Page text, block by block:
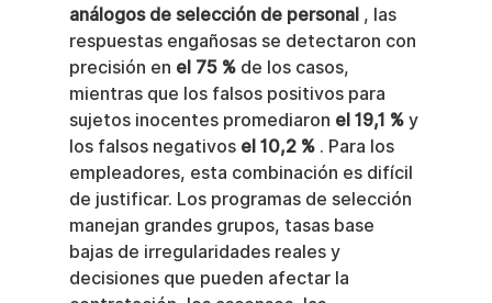
análogos de selección de personal , las
respuestas engañosas se detectaron con
precisión en el 75 % de los casos,
mientras que los falsos positivos para
sujetos inocentes promediaron el 19,1 % y
los falsos negativos el 10,2 % . Para los
empleadores, esta combinación es difícil
de justificar. Los programas de selección
manejan grandes grupos, tasas base
bajas de irregularidades reales y
decisiones que pueden afectar la